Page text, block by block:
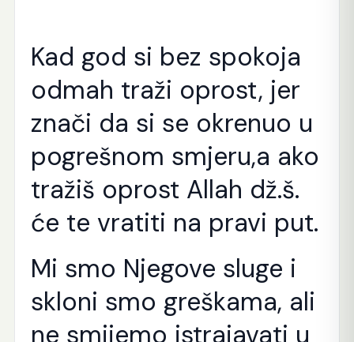
Kad god si bez spokoja
odmah traži oprost, jer
znači da si se okrenuo u
pogrešnom smjeru,a ako
tražiš oprost Allah dž.š.
će te vratiti na pravi put.
Mi smo Njegove sluge i
skloni smo greškama, ali
ne smijemo istrajavati u